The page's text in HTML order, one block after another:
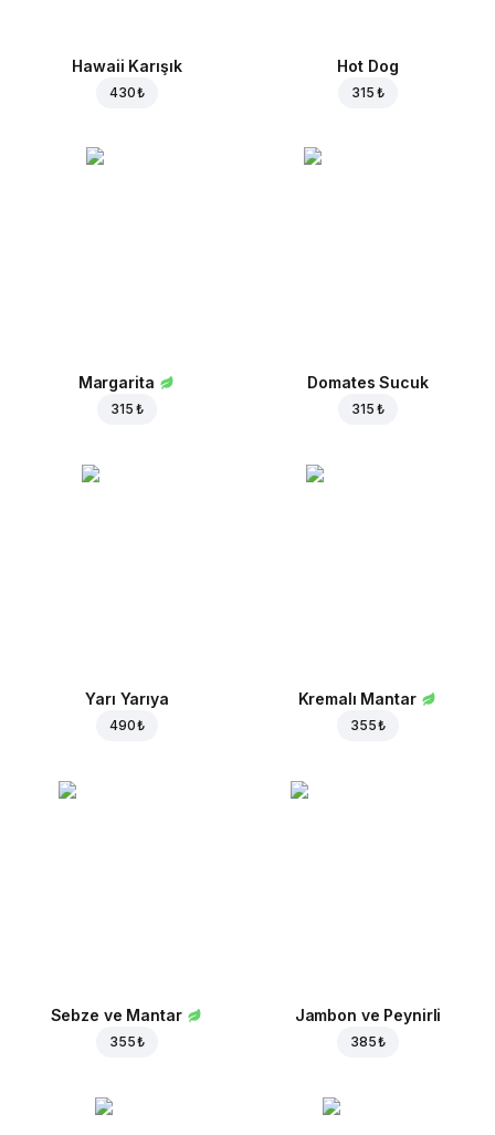
Hawaii Karışık
430 ₺
Hot Dog
315 ₺
Margarita
315 ₺
Domates Sucuk
315 ₺
Yarı Yarıya
490 ₺
Kremalı Mantar
355 ₺
Sebze ve Mantar
355 ₺
Jambon ve Peynirli
385 ₺